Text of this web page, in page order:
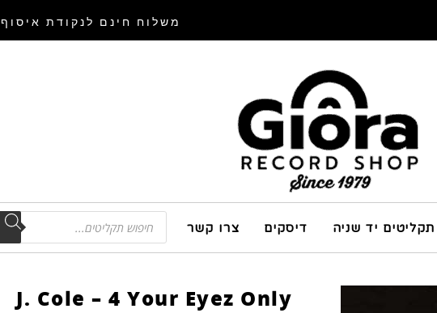
משלוח חינם לנקודת איסוף
תקליטים יד שניה דיסקים צרו קשר
J. Cole – 4 Your Eyez Only